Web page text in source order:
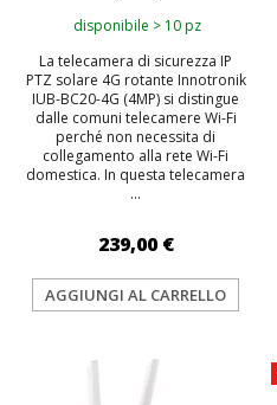
disponibile > 10 pz
La telecamera di sicurezza IP
PTZ solare 4G rotante Innotronik
IUB-BC20-4G (4MP) si distingue
dalle comuni telecamere Wi-Fi
perché non necessita di
collegamento alla rete Wi-Fi
domestica. In questa telecamera
...
239,00 €
AGGIUNGI AL CARRELLO